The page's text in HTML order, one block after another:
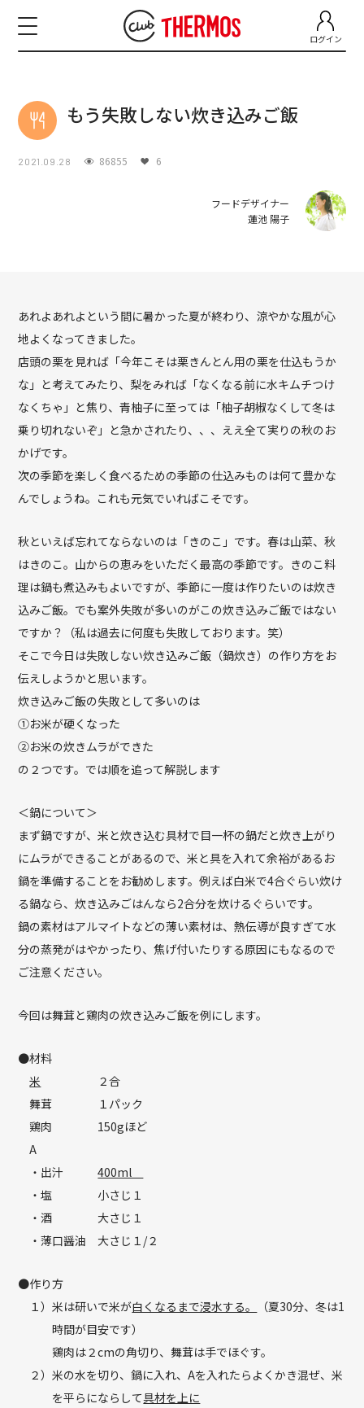
ログイン
もう失敗しない炊き込みご飯
2021.09.28 86855 6
フードデザイナー
蓮池 陽子
あれよあれよという間に暑かった夏が終わり、涼やかな風が心
地よくなってきました。
店頭の栗を見れば「今年こそは栗きんとん用の栗を仕込もうか
な」と考えてみたり、梨をみれば「なくなる前に水キムチつけ
なくちゃ」と焦り、青柚子に至っては「柚子胡椒なくして冬は
乗り切れないぞ」と急かされたり、、、ええ全て実りの秋のお
かげです。
次の季節を楽しく食べるための季節の仕込みものは何て豊かな
んでしょうね。これも元気でいればこそです。
秋といえば忘れてならないのは「きのこ」です。春は山菜、秋
はきのこ。山からの恵みをいただく最高の季節です。きのこ料
理は鍋も煮込みもよいですが、季節に一度は作りたいのは炊き
込みご飯。でも案外失敗が多いのがこの炊き込みご飯ではない
ですか？（私は過去に何度も失敗しております。笑）
そこで今日は失敗しない炊き込みご飯（鍋炊き）の作り方をお
伝えしようかと思います。
炊き込みご飯の失敗として多いのは
①お米が硬くなった
②お米の炊きムラができた
の２つです。では順を追って解説します
＜鍋について＞
まず鍋ですが、米と炊き込む具材で目一杯の鍋だと炊き上がり
にムラができることがあるので、米と具を入れて余裕があるお
鍋を準備することをお勧めします。例えば白米で4合ぐらい炊け
る鍋なら、炊き込みごはんなら2合分を炊けるぐらいです。
鍋の素材はアルマイトなどの薄い素材は、熱伝導が良すぎて水
分の蒸発がはやかったり、焦げ付いたりする原因にもなるので
ご注意ください。
今回は舞茸と鶏肉の炊き込みご飯を例にします。
●材料
米
２合
舞茸
１パック
鶏肉
150gほど
A
・出汁
400ml
・塩
小さじ１
・酒
大さじ１
・薄口醤油
大さじ１/２
●作り方
１）米は研いで米が白くなるまで浸水する。
（夏30分、冬は1
時間が目安です）
鶏肉は２cmの角切り、舞茸は手でほぐす。
２）米の水を切り、鍋に入れ、Aを入れたらよくかき混ぜ、米
を平らにならして具材を上に